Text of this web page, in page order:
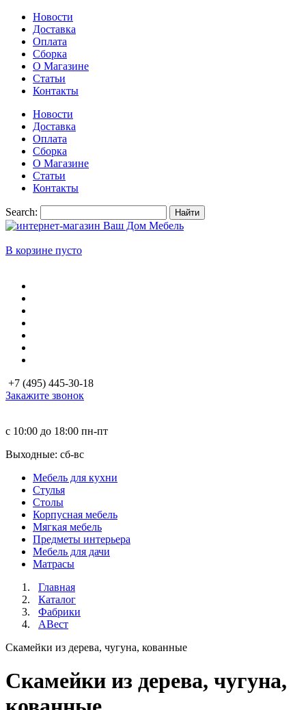
Новости
Доставка
Оплата
Сборка
О Магазине
Статьи
Контакты
Новости
Доставка
Оплата
Сборка
О Магазине
Статьи
Контакты
Search: Найти
В корзине пусто
+7 (495) 445-30-18
Закажите звонок
с 10:00 до 18:00 пн-пт
Выходные: сб-вc
Мебель для кухни
Стулья
Столы
Корпусная мебель
Мягкая мебель
Предметы интерьера
Мебель для дачи
Матраcы
Главная
Каталог
Фабрики
АВест
Скамейки из дерева, чугуна, кованные
Скамейки из дерева, чугуна,